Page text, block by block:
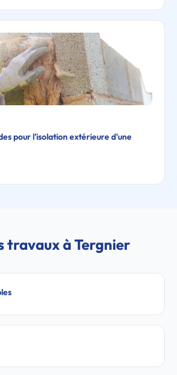
pour l'isolation extérieure d'une
travaux à Tergnier